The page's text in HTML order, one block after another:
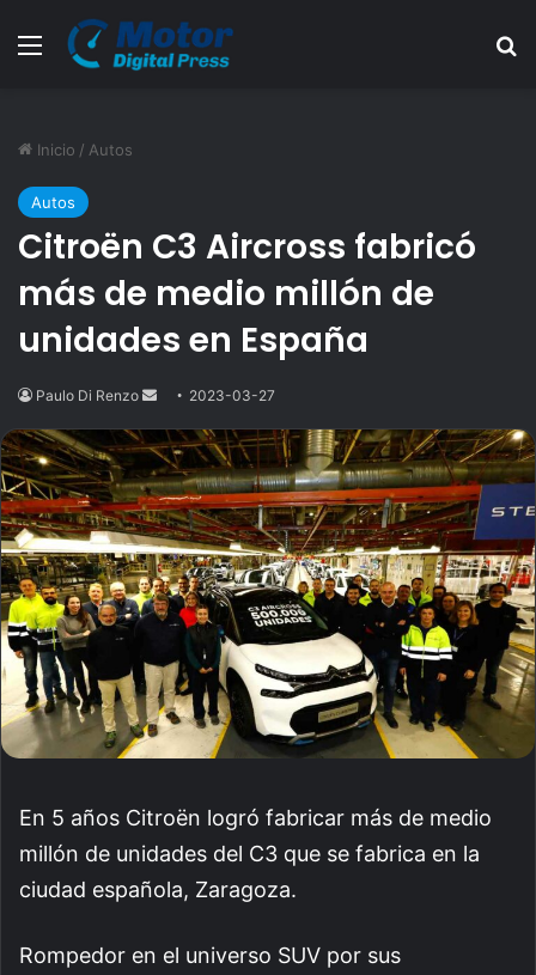
Menú
Inicio / Autos
Autos
Citroën C3 Aircross fabricó
más de medio millón de
unidades en España
Paulo Di Renzo
Send
email
2023-03-27
En 5 años Citroën logró fabricar más de medio
millón de unidades del C3 que se fabrica en la
ciudad española, Zaragoza.
Rompedor en el universo SUV por sus